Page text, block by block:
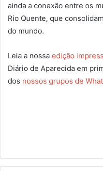
ainda a conexão entre os
Rio Quente, que
do mundo.
Leia a nossa edição
Diário de Aparecida em
dos nossos grupos de